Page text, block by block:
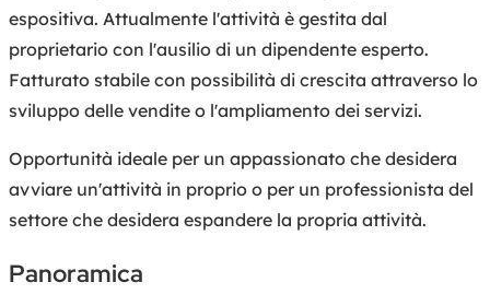
espositiva. Attualmente l'attività è gestita dal
proprietario con l'ausilio di un dipendente esperto.
Fatturato stabile con possibilità di crescita attraverso lo
sviluppo delle vendite o l'ampliamento dei servizi.
Opportunità ideale per un appassionato che desidera
avviare un'attività in proprio o per un professionista del
settore che desidera espandere la propria attività.
Panoramica